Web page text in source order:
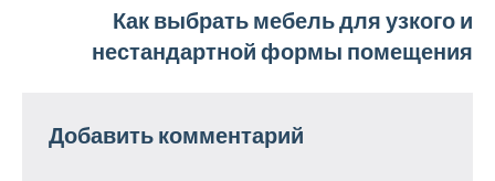
Как выбрать мебель для узкого и
нестандартной формы помещения
Добавить комментарий